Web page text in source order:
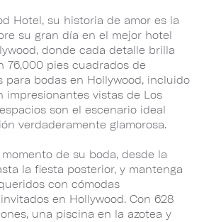
Hotel, su historia de amor es la
su gran día en el mejor hotel
donde cada detalle brilla
76,000 pies cuadrados de
para bodas en Hollywood, incluido
impresionantes vistas de Los
son el escenario ideal
verdaderamente glamorosa.
de su boda, desde la
la fiesta posterior, y mantenga
con cómodas
en Hollywood. Con 628
una piscina en la azotea y